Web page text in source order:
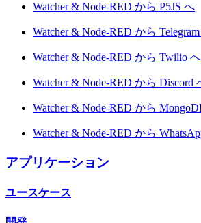
Watcher & Node-RED から P5JS へ
Watcher & Node-RED から
Watcher & Node-RED から Twilio へ
Watcher & Node-RED から Discord
Watcher & Node-RED から
Watcher & Node-RED から
アプリケーション
ユースケース